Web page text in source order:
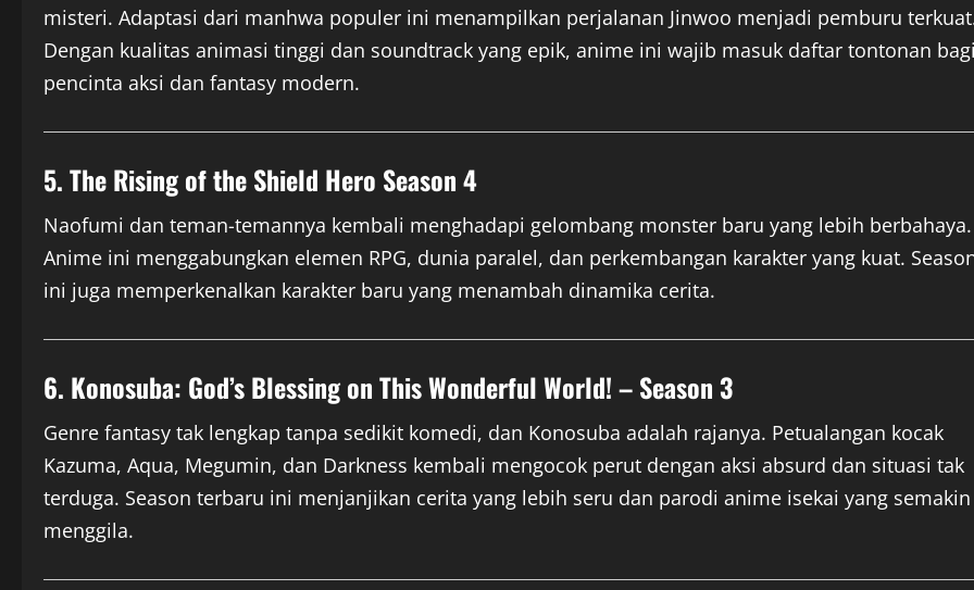
misteri. Adaptasi dari manhwa populer ini menampilkan perjalanan Jinwoo menjadi pemburu
Dengan kualitas animasi tinggi dan soundtrack yang epik, anime ini wajib masuk daftar tontonan
pencinta aksi dan fantasy modern.
5. The Rising of the Shield Hero Season 4
Naofumi dan teman-temannya kembali menghadapi gelombang monster baru yang lebih berbahaya.
Anime ini menggabungkan elemen RPG, dunia paralel, dan perkembangan karakter yang kuat.
ini juga memperkenalkan karakter baru yang menambah dinamika cerita.
6. Konosuba: God’s Blessing on This Wonderful World! – Season 3
Genre fantasy tak lengkap tanpa sedikit komedi, dan Konosuba adalah rajanya. Petualangan kocak
Kazuma, Aqua, Megumin, dan Darkness kembali mengocok perut dengan aksi absurd dan situasi tak
terduga. Season terbaru ini menjanjikan cerita yang lebih seru dan parodi anime isekai yang semakin
menggila.